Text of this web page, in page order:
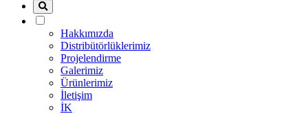
Hakkımızda
Distribütörlüklerimiz
Projelendirme
Galerimiz
Ürünlerimiz
İletişim
İK